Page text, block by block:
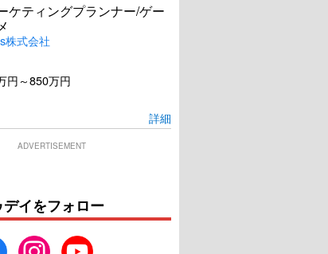
ケティングプランナー/ゲー
株式会社
円～850万円
詳細
ADVERTISEMENT
イをフォロー